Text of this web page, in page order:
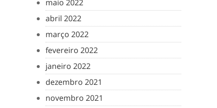
maio 2022
abril 2022
março 2022
fevereiro 2022
janeiro 2022
dezembro 2021
novembro 2021